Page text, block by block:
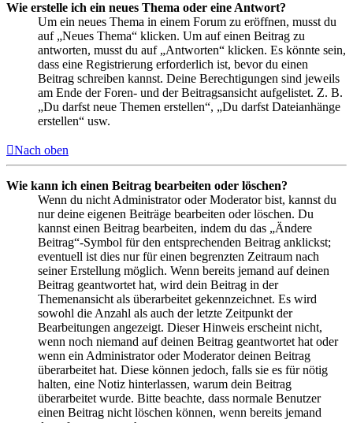
Wie erstelle ich ein neues Thema oder eine Antwort?
Um ein neues Thema in einem Forum zu eröffnen, musst du
auf „Neues Thema“ klicken. Um auf einen Beitrag zu
antworten, musst du auf „Antworten“ klicken. Es könnte sein,
dass eine Registrierung erforderlich ist, bevor du einen
Beitrag schreiben kannst. Deine Berechtigungen sind jeweils
am Ende der Foren- und der Beitragsansicht aufgelistet. Z. B.
„Du darfst neue Themen erstellen“, „Du darfst Dateianhänge
erstellen“ usw.
Nach oben
Wie kann ich einen Beitrag bearbeiten oder löschen?
Wenn du nicht Administrator oder Moderator bist, kannst du
nur deine eigenen Beiträge bearbeiten oder löschen. Du
kannst einen Beitrag bearbeiten, indem du das „Ändere
Beitrag“-Symbol für den entsprechenden Beitrag anklickst;
eventuell ist dies nur für einen begrenzten Zeitraum nach
seiner Erstellung möglich. Wenn bereits jemand auf deinen
Beitrag geantwortet hat, wird dein Beitrag in der
Themenansicht als überarbeitet gekennzeichnet. Es wird
sowohl die Anzahl als auch der letzte Zeitpunkt der
Bearbeitungen angezeigt. Dieser Hinweis erscheint nicht,
wenn noch niemand auf deinen Beitrag geantwortet hat oder
wenn ein Administrator oder Moderator deinen Beitrag
überarbeitet hat. Diese können jedoch, falls sie es für nötig
halten, eine Notiz hinterlassen, warum dein Beitrag
überarbeitet wurde. Bitte beachte, dass normale Benutzer
einen Beitrag nicht löschen können, wenn bereits jemand